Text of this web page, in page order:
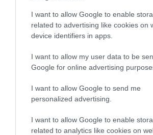
I want to allow Google to enable
related to advertising like cookies on
device identifiers in apps.
I want to allow my user data to be
Google for online advertising
I want to allow Google to send me
personalized advertising.
I want to allow Google to enable
related to analytics like cookies on
Η ηλ. διεύθυνση σας δεν δημοσιεύεται. Τα
σημειώνονται με*